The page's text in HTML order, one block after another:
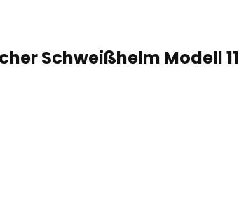
Schweißhelm Modell 11